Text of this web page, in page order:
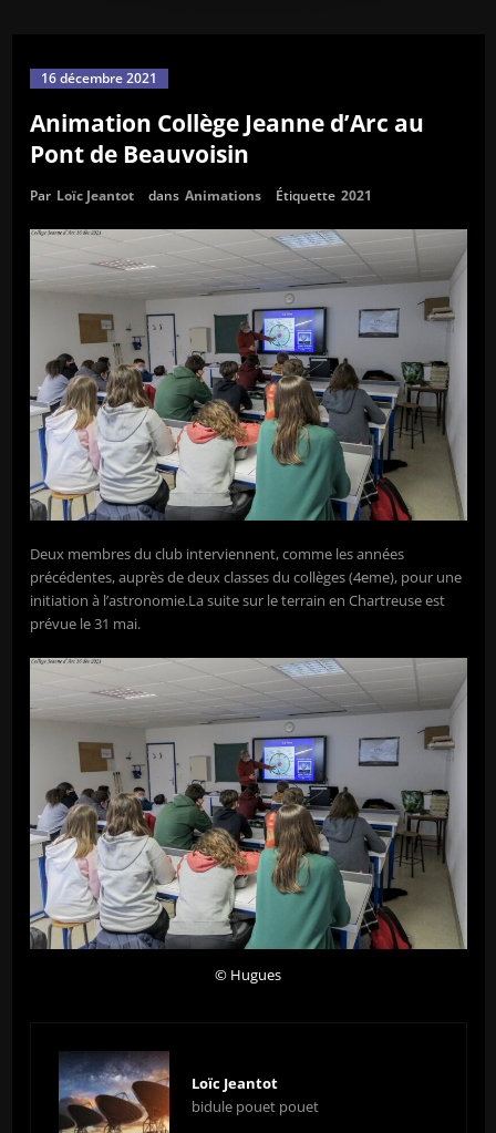
16 décembre 2021
Animation Collège Jeanne d’Arc au
Pont de Beauvoisin
Par Loïc Jeantot dans Animations Étiquette 2021
Deux membres du club interviennent, comme les années
précédentes, auprès de deux classes du collèges (4eme), pour une
initiation à l’astronomie.La suite sur le terrain en Chartreuse est
prévue le 31 mai.
© Hugues
Loïc Jeantot
bidule pouet pouet